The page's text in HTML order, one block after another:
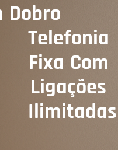
Dobro
Telefonia
Fixa Com
Ligações
Ilimitadas